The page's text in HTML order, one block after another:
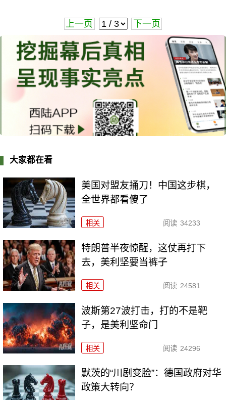
上一页 下一页
大家都在看
美国对盟友捅刀！中国这步棋，
全世界都看傻了
相关 阅读 34233
特朗普半夜惊醒，这仗再打下
去，美利坚要当裤子
相关 阅读 24581
波斯第27波打击，打的不是靶
子，是美利坚命门
相关 阅读 24296
默茨的“川剧变脸”：德国政府对华
政策大转向？